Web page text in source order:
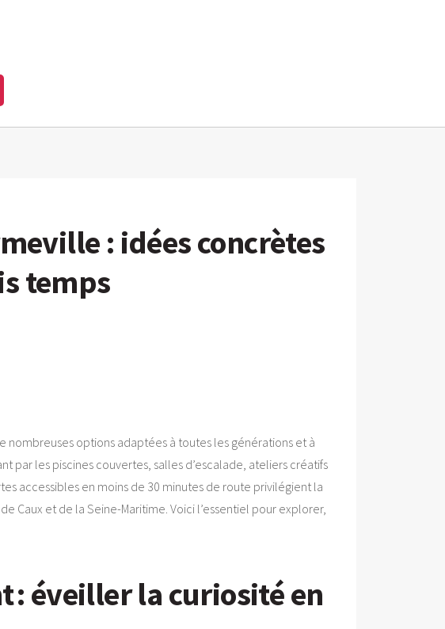
: idées concrètes
temps
nombreuses options adaptées à toutes les générations et à
par les piscines couvertes, salles d’escalade, ateliers créatifs
accessibles en moins de 30 minutes de route privilégient la
Caux et de la Seine-Maritime. Voici l’essentiel pour explorer,
: éveiller la curiosité en